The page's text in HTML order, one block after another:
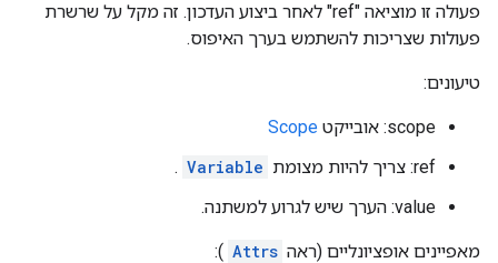
פעולה זו מוציאה "ref" לאחר ביצוע העדכון. זה מקל על שרשרת
פעולות שצריכות להשתמש בערך האיפוס.
טיעונים:
scope: אובייקט
Scope
ref: צריך להיות מצומת
Variable
.
value: הערך שיש לגרוע למשתנה.
מאפיינים אופציונליים (ראה Attrs
):